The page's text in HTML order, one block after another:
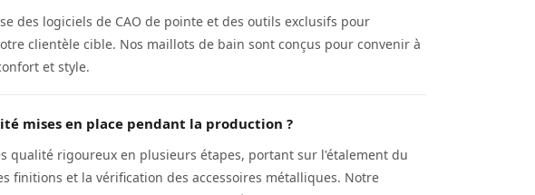
des logiciels de CAO de pointe et des outils exclusifs pour
clientèle cible. Nos maillots de bain sont conçus pour convenir à
et style.
mises en place pendant la production ?
qualité rigoureux en plusieurs étapes, portant sur l'étalement du
finitions et la vérification des accessoires métalliques. Notre